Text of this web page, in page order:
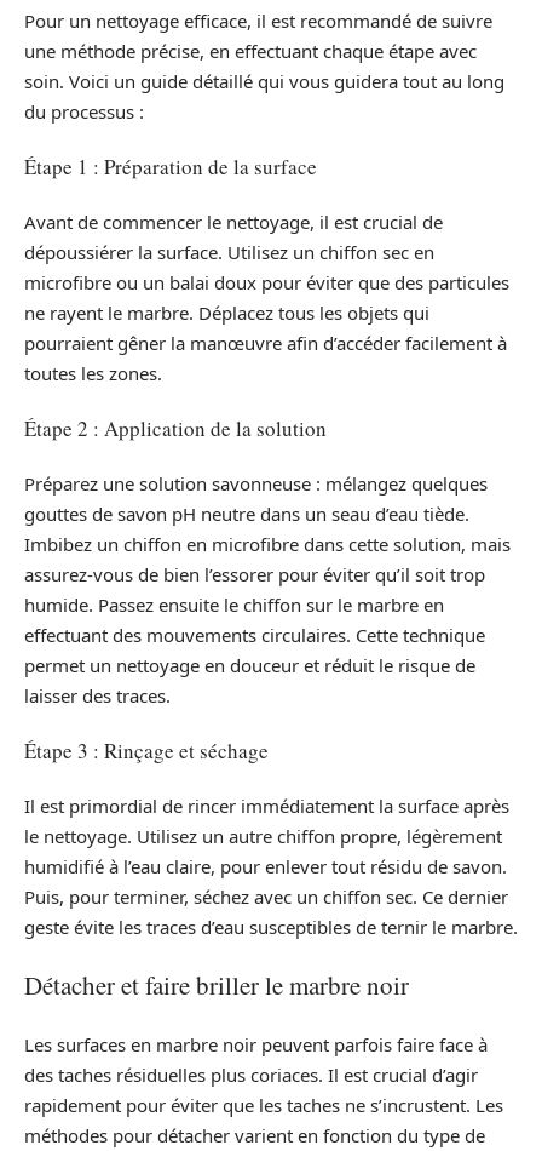
Pour un nettoyage efficace, il est recommandé de suivre
une méthode précise, en effectuant chaque étape avec
soin. Voici un guide détaillé qui vous guidera tout au long
du processus :
Étape 1 : Préparation de la surface
Avant de commencer le nettoyage, il est crucial de
dépoussiérer la surface. Utilisez un chiffon sec en
microfibre ou un balai doux pour éviter que des particules
ne rayent le marbre. Déplacez tous les objets qui
pourraient gêner la manœuvre afin d’accéder facilement à
toutes les zones.
Étape 2 : Application de la solution
Préparez une solution savonneuse : mélangez quelques
gouttes de savon pH neutre dans un seau d’eau tiède.
Imbibez un chiffon en microfibre dans cette solution, mais
assurez-vous de bien l’essorer pour éviter qu’il soit trop
humide. Passez ensuite le chiffon sur le marbre en
effectuant des mouvements circulaires. Cette technique
permet un nettoyage en douceur et réduit le risque de
laisser des traces.
Étape 3 : Rinçage et séchage
Il est primordial de rincer immédiatement la surface après
le nettoyage. Utilisez un autre chiffon propre, légèrement
humidifié à l’eau claire, pour enlever tout résidu de savon.
Puis, pour terminer, séchez avec un chiffon sec. Ce dernier
geste évite les traces d’eau susceptibles de ternir le marbre.
Détacher et faire briller le marbre noir
Les surfaces en marbre noir peuvent parfois faire face à
des taches résiduelles plus coriaces. Il est crucial d’agir
rapidement pour éviter que les taches ne s’incrustent. Les
méthodes pour détacher varient en fonction du type de